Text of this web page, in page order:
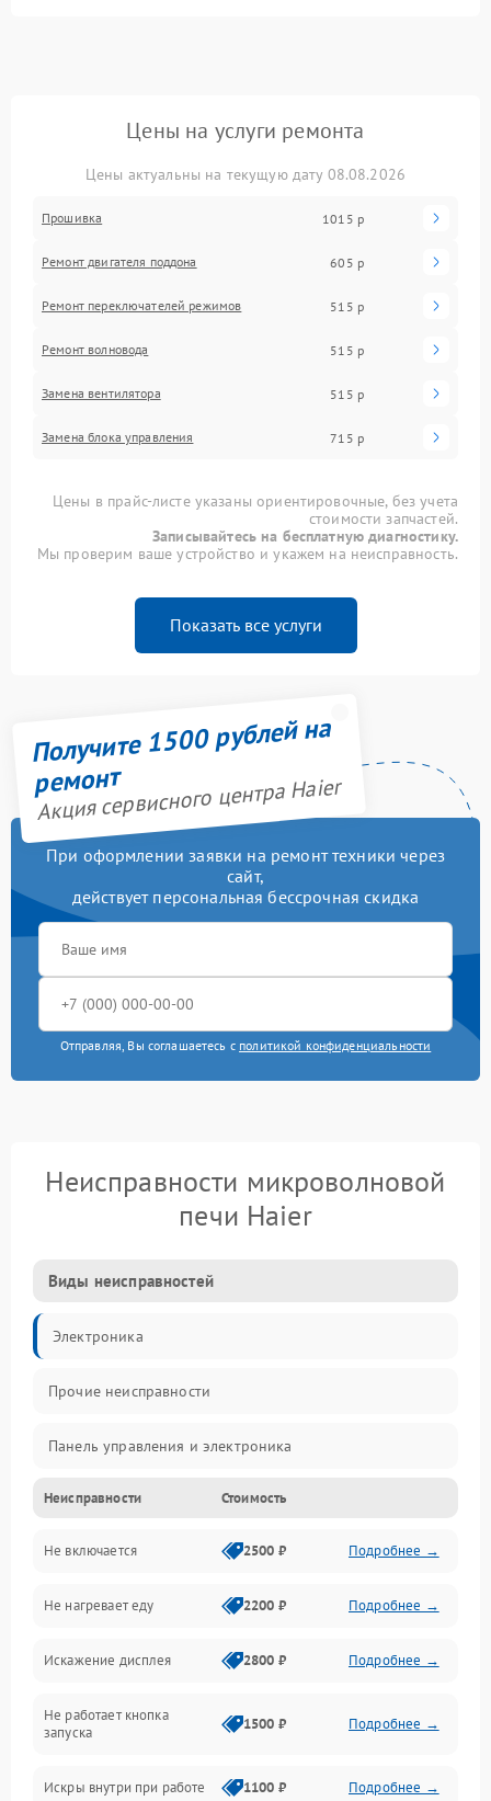
Цены на услуги ремонта
Цены актуальны на текущую дату 08.08.2026
Прошивка 1015 р
Ремонт двигателя поддона 605 р
Ремонт переключателей режимов 515 р
Ремонт волновода 515 р
Замена вентилятора 515 р
Замена блока управления 715 р
Цены в прайс-листе указаны ориентировочные, без учета
стоимости запчастей.
Записывайтесь на бесплатную диагностику.
Мы проверим ваше устройство и укажем на неисправность.
Показать все услуги
Получите 1500 рублей на
ремонт
Акция сервисного центра Haier
При оформлении заявки на ремонт техники через
сайт,
действует персональная бессрочная скидка
Отправляя, Вы соглашаетесь с политикой конфиденциальности
Неисправности микроволновой
печи Haier
Виды неисправностей
Электроника
Прочие неисправности
Панель управления и электроника
Дверца и корпус
Механика и внутренние элементы
Механические повреждения
Питание и запуск
Нагрев и приготовление
Программное обеспечение
Неисправности Стоимость
Не включается 2500 ₽ Подробнее →
Не нагревает еду 2200 ₽ Подробнее →
Искажение дисплея 2800 ₽ Подробнее →
Не работает кнопка
запуска
1500 ₽ Подробнее →
Искры внутри при работе 1100 ₽ Подробнее →